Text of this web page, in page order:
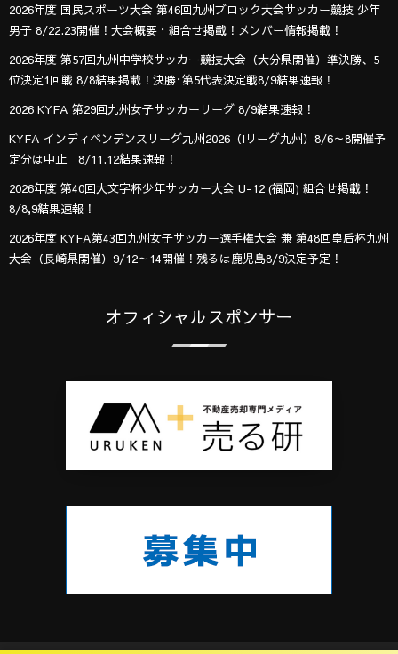
2026年度 国民スポーツ大会 第46回九州ブロック大会サッカー競技 少年
男子 8/22.23開催！大会概要・組合せ掲載！メンバー情報掲載！
2026年度 第57回九州中学校サッカー競技大会（大分県開催）準決勝、5
位決定1回戦 8/8結果掲載！決勝･第5代表決定戦8/9結果速報！
2026 KYFA 第29回九州女子サッカーリーグ 8/9結果速報！
KYFA インディペンデンスリーグ九州2026（Iリーグ九州）8/6～8開催予
定分は中止 8/11.12結果速報！
2026年度 第40回大文字杯少年サッカー大会 U-12 (福岡) 組合せ掲載！
8/8,9結果速報！
2026年度 KYFA第43回九州女子サッカー選手権大会 兼 第48回皇后杯九州
大会（長崎県開催）9/12～14開催！残るは鹿児島8/9決定予定！
オフィシャルスポンサー